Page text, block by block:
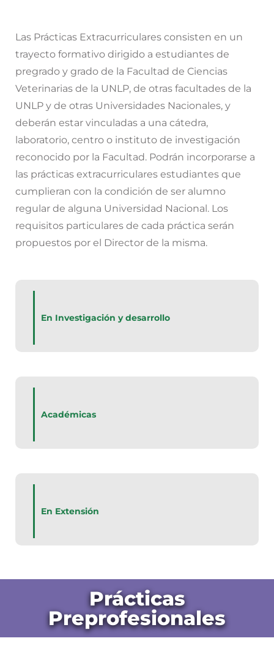
Las Prácticas Extracurriculares consisten en un
trayecto formativo dirigido a estudiantes de
pregrado y grado de la Facultad de Ciencias
Veterinarias de la UNLP, de otras facultades de la
UNLP y de otras Universidades Nacionales, y
deberán estar vinculadas a una cátedra,
laboratorio, centro o instituto de investigación
reconocido por la Facultad. Podrán incorporarse a
las prácticas extracurriculares estudiantes que
cumplieran con la condición de ser alumno
regular de alguna Universidad Nacional. Los
requisitos particulares de cada práctica serán
propuestos por el Director de la misma.
En Investigación y desarrollo
Académicas
En Extensión
Prácticas
Preprofesionales